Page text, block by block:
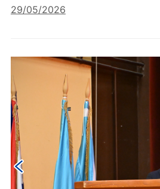
29/05/2026